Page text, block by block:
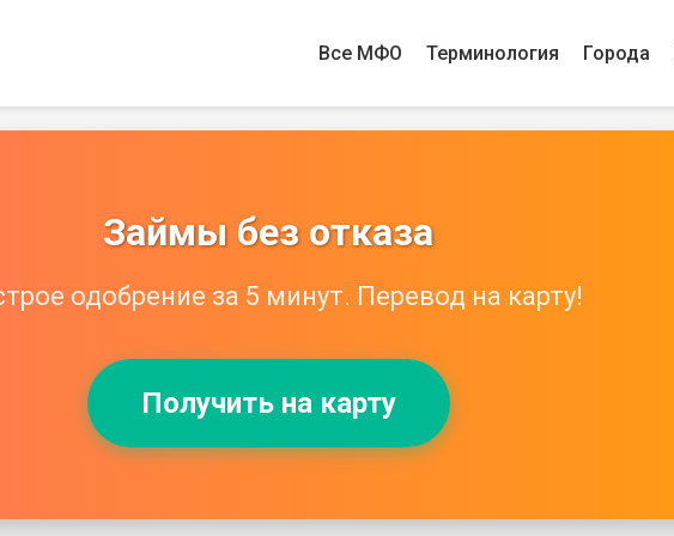
Все МФО Терминология Города
Займы без отказа
одобрение за 5 минут. Перевод на карту!
Получить на карту